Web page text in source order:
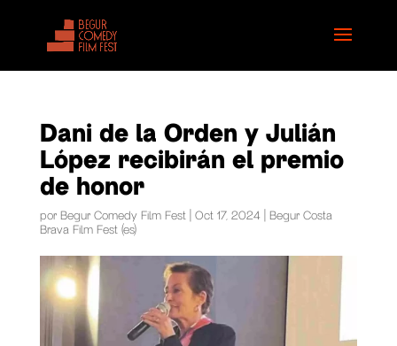
Dani de la Orden y Julián
López recibirán el premio
de honor
por Begur Comedy Film Fest| Oct 17, 2024
Begur Costa
Brava Film Fest (es)